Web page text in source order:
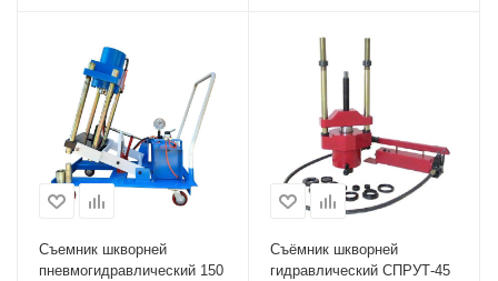
Съемник шкворней
пневмогидравлический 150
Съёмник шкворней
гидравлический СПРУТ-45